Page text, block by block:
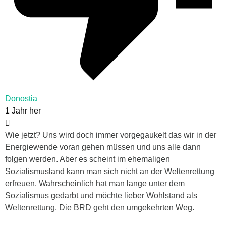
Donostia
1 Jahr her
Wie jetzt? Uns wird doch immer vorgegaukelt das wir in der
Energiewende voran gehen müssen und uns alle dann
folgen werden. Aber es scheint im ehemaligen
Sozialismusland kann man sich nicht an der Weltenrettung
erfreuen. Wahrscheinlich hat man lange unter dem
Sozialismus gedarbt und möchte lieber Wohlstand als
Weltenrettung. Die BRD geht den umgekehrten Weg.